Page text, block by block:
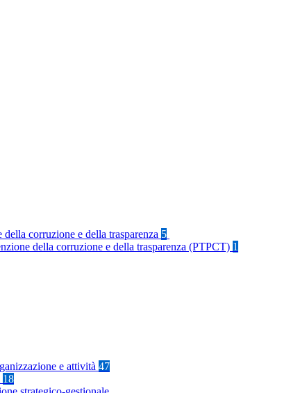
corruzione e della trasparenza 5
della corruzione e della trasparenza (PTPCT) 1
e attività 47
18